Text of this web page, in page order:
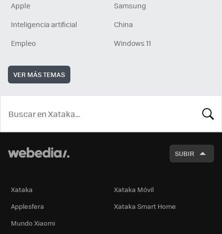
Apple
Samsung
Inteligencia artificial
China
Empleo
Windows 11
VER MÁS TEMAS
SUBIR
Xataka
Xataka Móvil
Applesfera
Xataka Smart Home
Mundo Xiaomi